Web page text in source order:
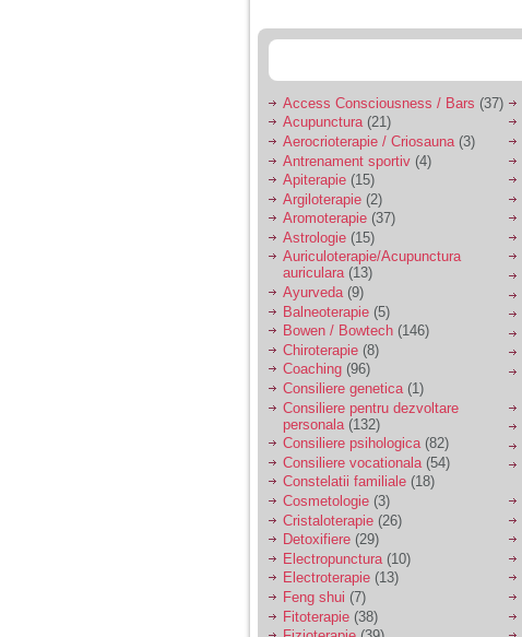
sa se manifeste o
Ma aflu aici pentru ca
vreau sa stiu daca am
nevoie de un psiholog
sau psihiatru.
Sunt casatorita, am
31 de ani si un copil in
varsta de 2 ani care
mi-e lumina ochilor.
De ceva timp simt ca
mi s-a adunat
oboseala, o oboseala
cronica de care nu pot
scapa si simt ca din
cauza ei nu pot
controla nervii si
cateodata are copilul
de suferit.
Am o bariera peste
care nu pot trece:
prietena mea a ramas
insarcinata cu o fata.
Am fost de comun
acord sa facem un
copil, cu gandul ca e
baiat.
Access Consciousness / Bars (37)
Acupunctura(21)
Aerocrioterapie / Criosauna (3)
Antrenament sportiv (4)
Apiterapie (15)
Argiloterapie (2)
Aromoterapie (37)
Astrologie (15)
Auriculoterapie/Acupunctura
auriculara(13)
Ayurveda(9)
Balneoterapie (5)
Bowen / Bowtech (146)
Chiroterapie (8)
Coaching (96)
Consiliere genetica(1)
Consiliere pentru dezvoltare
personala (132)
Consiliere psihologica(82)
Consiliere vocationala (54)
Constelatii familiale (18)
Cosmetologie (3)
Cristaloterapie (26)
Detoxifiere (29)
Electropunctura (10)
Electroterapie (13)
Feng shui (7)
Fitoterapie (38)